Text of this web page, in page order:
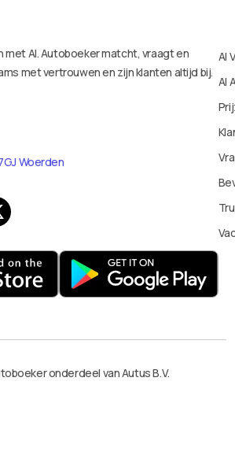
met AI. Autoboeker matcht, vraagt en
met vertrouwen en zijn klanten altijd bij.
Woerden
AI
AI
onderdeel van Autus B.V.